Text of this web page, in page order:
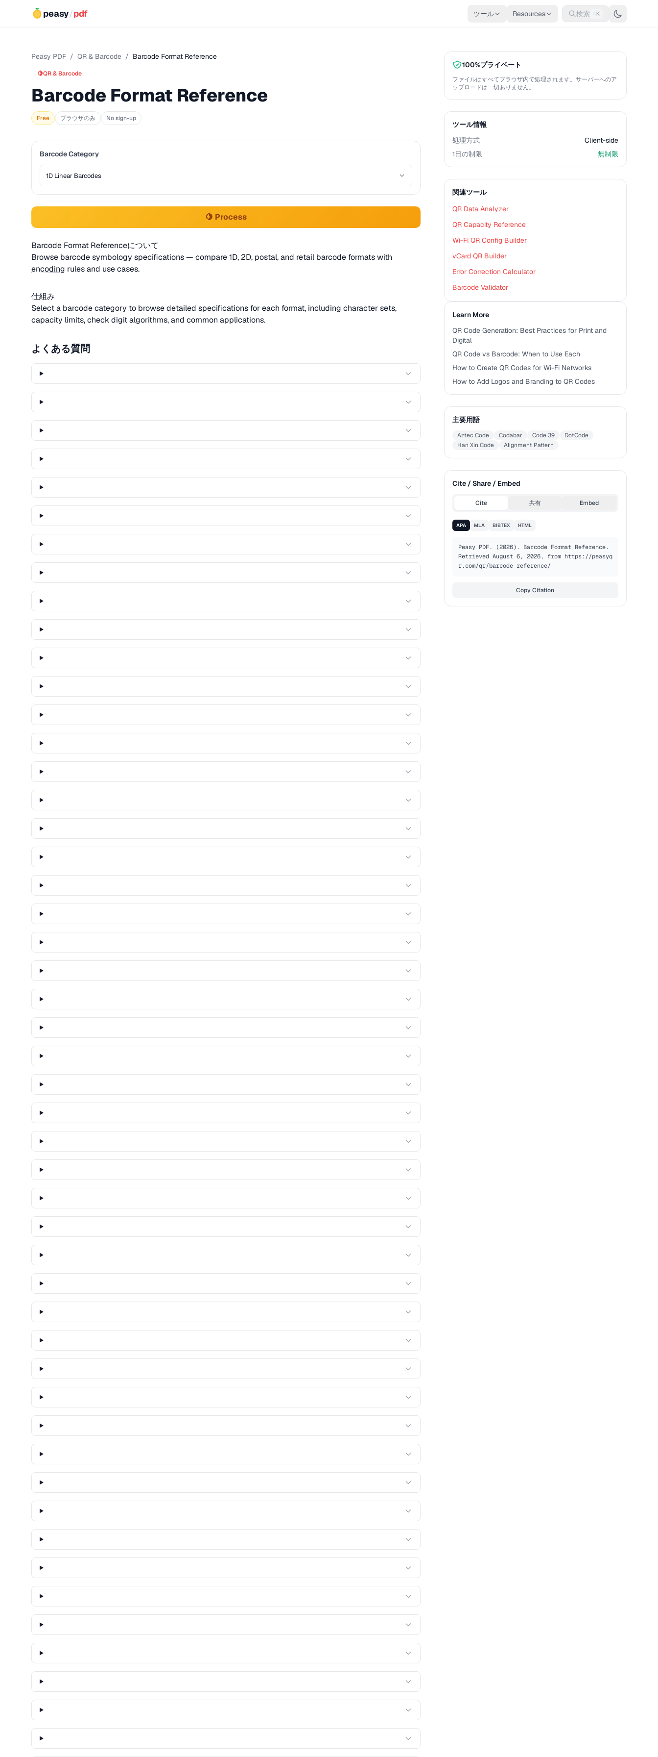
peasy/pdf ツール Resources 検索 ⌘K
Peasy PDF / QR & Barcode / Barcode Format Reference
🍋QR & Barcode
Barcode Format Reference
Free ブラウザのみ No sign-up
Barcode Category
🍋 Process
Barcode Format Referenceについて
Browse barcode symbology specifications — compare 1D, 2D, postal, and retail barcode formats with
encoding rules and use cases.
仕組み
Select a barcode category to browse detailed specifications for each format, including character sets,
capacity limits, check digit algorithms, and common applications.
よくある質問
100%プライベート
ファイルはすべてブラウザ内で処理されます。サーバーへのア
ップロードは一切ありません。
ツール情報
処理方式
Client-side
1日の制限
無制限
関連ツール
QR Data Analyzer
QR Capacity Reference
Wi-Fi QR Config Builder
vCard QR Builder
Error Correction Calculator
Barcode Validator
Learn More
QR Code Generation: Best Practices for Print and
Digital
QR Code vs Barcode: When to Use Each
How to Create QR Codes for Wi-Fi Networks
How to Add Logos and Branding to QR Codes
主要用語
Aztec Code Codabar Code 39
DotCode
Han Xin Code
Alignment Pattern
Cite / Share / Embed
Cite 共有 Embed
APA MLA BIBTEX HTML
Peasy PDF. (2026). Barcode Format Reference.
Retrieved August 6, 2026, from https://peasyq
r.com/qr/barcode-reference/
Copy Citation